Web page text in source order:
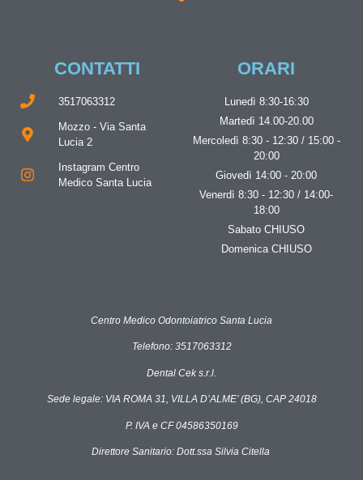
CONTATTI
3517063312
Mozzo - Via Santa
Lucia 2
Instagram Centro
Medico Santa Lucia
ORARI
Lunedì 8:30-16:30
Martedì 14.00-20.00
Mercoledì 8:30 - 12:30 / 15:00 -
20:00
Giovedì 14:00 - 20:00
Venerdì 8:30 - 12:30 / 14:00-
18:00
Sabato CHIUSO
Domenica CHIUSO
Centro Medico Odontoiatrico Santa Lucia
Telefono: 3517063312
Dental Cek s.r.l.
Sede legale: VIA ROMA 31, VILLA D’ALME’ (BG), CAP 24018
P. IVA e CF 04586350169
Direttore Sanitario: Dott.ssa Silvia Citella